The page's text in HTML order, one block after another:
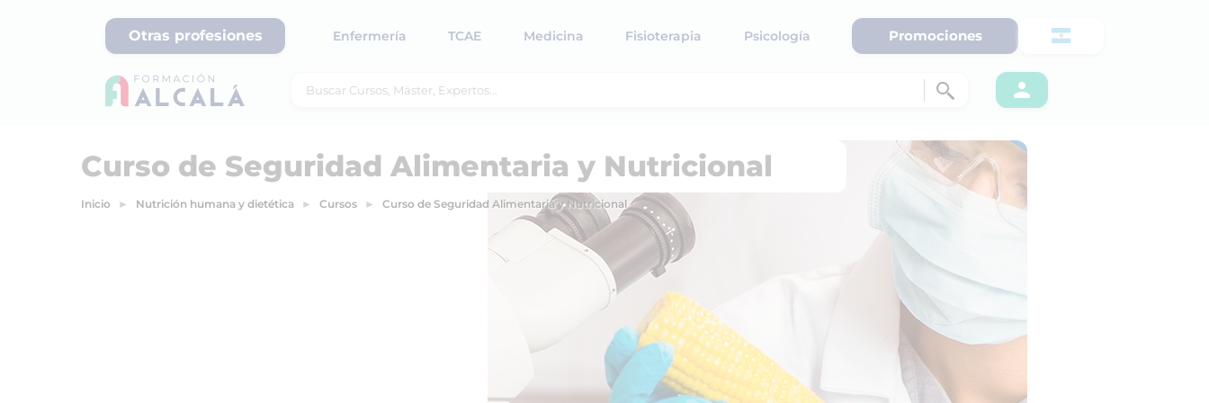
Otras profesiones Enfermería TCAE Medicina Fisioterapia Psicología Promociones
Curso de Seguridad Alimentaria y Nutricional
Inicio Nutrición humana y dietética Cursos Curso de Seguridad Alimentaria y Nutricional